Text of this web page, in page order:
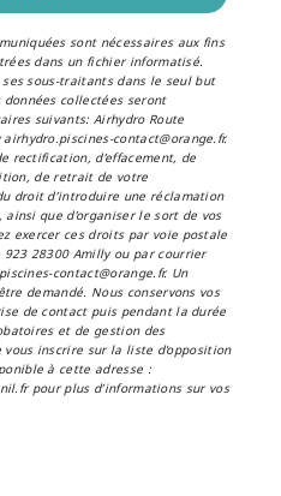
sont nécessaires aux fins
dans un fichier informatisé.
sous-traitants dans le seul but
collectées seront
suivants: Airhydro Route
contact@orange.fr.
rectification, d’effacement, de
de retrait de votre
droit d’introduire une réclamation
que d’organiser le sort de vos
exercer ces droits par voie postale
28300 Amilly ou par courrier
contact@orange.fr. Un
demandé. Nous conservons vos
de contact puis pendant la durée
et de gestion des
inscrire sur la liste d'opposition
à cette adresse :
pour plus d’informations sur vos